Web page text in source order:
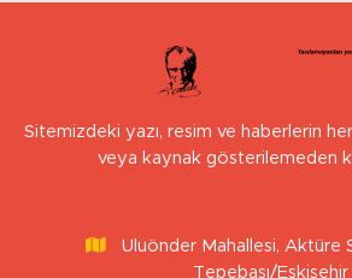
Sitemizdeki yazı, resim ve haberlerin her
veya kaynak gösterilemeden
Uluönder Mahallesi, Aktüre
Tepebaşı/Eskişehir